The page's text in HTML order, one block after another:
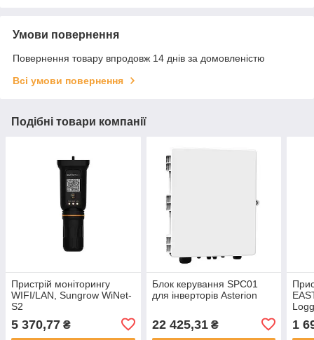
Умови повернення
Повернення товару впродовж 14 днів за домовленістю
Всі умови повернення
Подібні товари компанії
Пристрій моніторингу
WIFI/LAN, Sungrow WiNet-
S2
5 370,77 ₴
Блок керування SPC01
для інверторів Asterion
22 425,31₴ 1